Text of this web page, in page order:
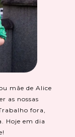
mãe de Alice
as nossas
fora,
Hoje em dia